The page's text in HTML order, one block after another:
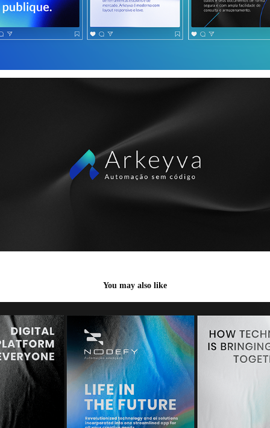
You may also like
Nodefy
2024